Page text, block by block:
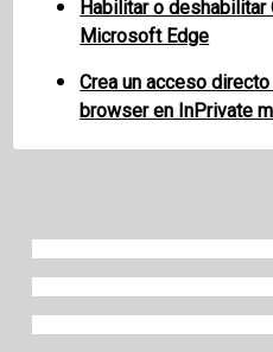
Habilitar o deshabilitar
Microsoft Edge
Crea un acceso
browser en InPrivate